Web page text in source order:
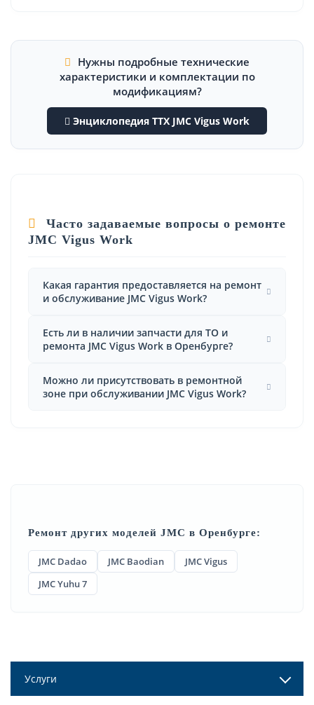
Нужны подробные технические
характеристики и комплектации по
модификациям?
Энциклопедия ТТХ JMC Vigus Work
Часто задаваемые вопросы о ремонте
JMC Vigus Work
Какая гарантия предоставляется на ремонт
и обслуживание JMC Vigus Work?
Есть ли в наличии запчасти для ТО и
ремонта JMC Vigus Work в Оренбурге?
Можно ли присутствовать в ремонтной
зоне при обслуживании JMC Vigus Work?
Ремонт других моделей JMC в Оренбурге:
JMC Dadao JMC Baodian
JMC Vigus
JMC Yuhu 7
Услуги